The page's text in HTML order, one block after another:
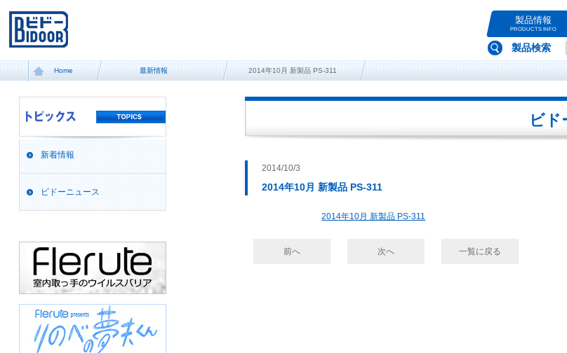
製品情報
PRODUCTS INFO
製品検索
Home 最新情報 2014年10月 新製品 PS-311
新着情報
ビドーニュース
ビド
2014/10/3
2014年10月 新製品 PS-311
2014年10月 新製品 PS-311
前へ 次へ 一覧に戻る